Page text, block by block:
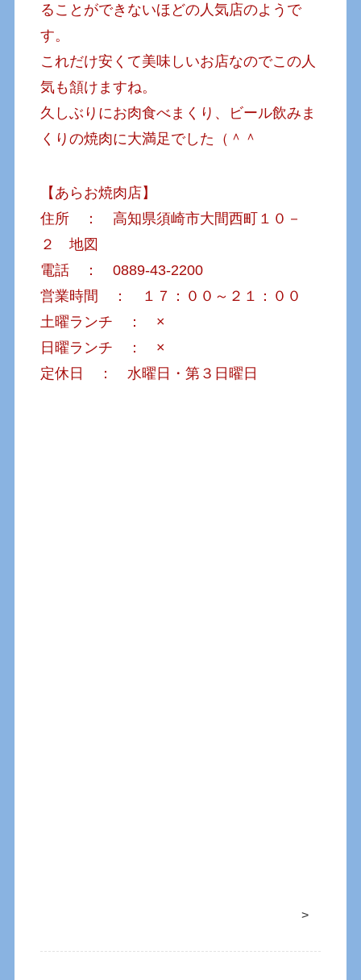
ることができないほどの人気店のようで
す。
これだけ安くて美味しいお店なのでこの人
気も頷けますね。
久しぶりにお肉食べまくり、ビール飲みま
くりの焼肉に大満足でした（＾＾
【あらお焼肉店】
住所 ： 高知県須崎市大間西町１０－
２地図
電話 ： 0889-43-2200
営業時間 ： １７：００～２１：００
土曜ランチ ： ×
日曜ランチ ： ×
定休日 ： 水曜日・第３日曜日
>